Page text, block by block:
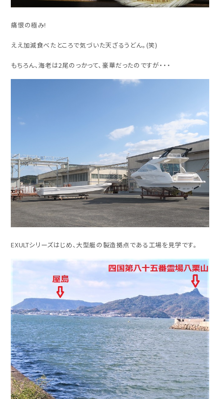
痛恨の極み!
ええ加減食べたところで気づいた天ざるうどん。(笑)
もちろん、海老は2尾のっかって、豪華だったのですが・・・
EXULTシリーズはじめ、大型艇の製造拠点である工場を見学です。